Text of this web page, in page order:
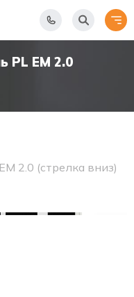
PL EM 2.0
2.0 (стрелка вниз)